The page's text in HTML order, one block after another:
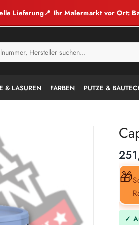
Lieferung📍 Ihr Malermarkt vor Ort:
& LASUREN FARBEN PUTZE &
🎁
✓